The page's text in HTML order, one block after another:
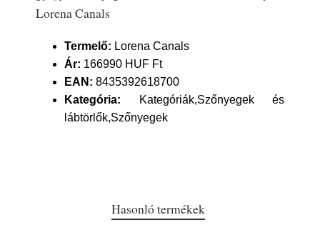
Lorena Canals
Termelő: Lorena Canals
Ár: 166990 HUF Ft
EAN: 8435392618700
Kategória: Kategóriák,Szőnyegek és
lábtörlők,Szőnyegek
Hasonló termékek